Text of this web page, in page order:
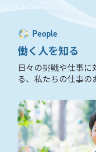
People
働く人を知る
日々の挑戦や仕事に
る、私たちの仕事の